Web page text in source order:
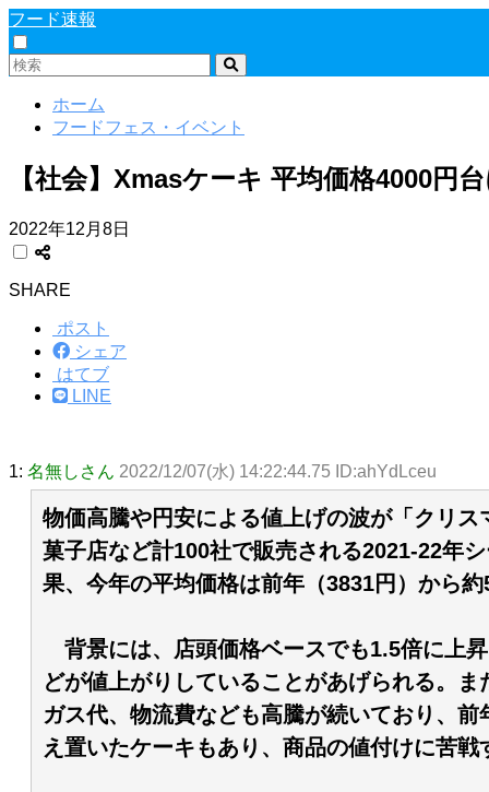
フード速報
ホーム
フードフェス・イベント
【社会】Xmasケーキ 平均価格4000円
2022年12月8日
SHARE
ポスト
シェア
はてブ
LINE
1: 名無しさん 2022/12/07(水) 14:22:44.75 ID:ahYdLceu
物価高騰や円安による値上げの波が「クリ
菓子店など計100社で販売される2021-22年
果、今年の平均価格は前年（3831円）から
背景には、店頭価格ベースでも1.5倍に上
どが値上がりしていることがあげられる。
ガス代、物流費なども高騰が続いており、
え置いたケーキもあり、商品の値付けに苦